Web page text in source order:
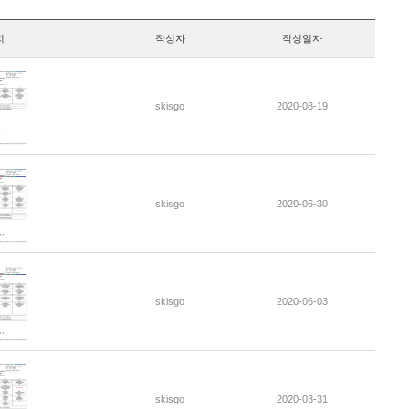
작성자 작성일자
skisgo 2020-08-19
skisgo 2020-06-30
skisgo 2020-06-03
skisgo 2020-03-31